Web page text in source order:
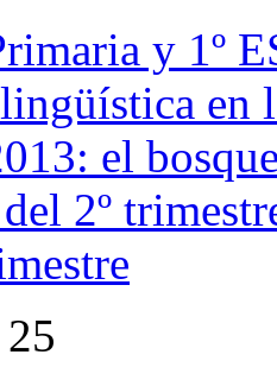
y 1º
en
el
2º